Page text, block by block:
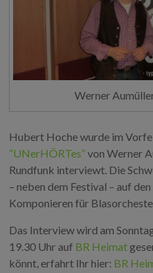
Werner
Hubert Hoche wurde im
“UNerHÖRTes”von Werner
Rundfunk interviewt. Die
– neben dem Festival – auf
Komponieren für
Das Interview wird am
19.30 Uhr auf BR Heimat
könnt, erfahrt Ihr hier: BR